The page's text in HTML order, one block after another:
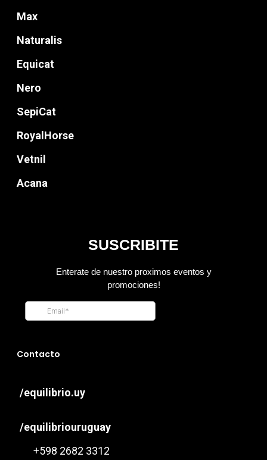
Max
Naturalis
Equicat
Nero
SepiCat
RoyalHorse
Vetnil
Acana
Contacto
/equilibrio.uy
/equilibriouruguay
+598 2682 3312